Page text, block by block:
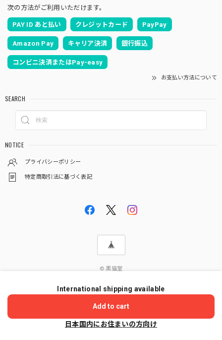
次の方法がご利用いただけます。
PAY ID あと払い クレジットカード PayPay
Amazon Pay キャリア決済 銀行振込
コンビニ決済またはPay-easy
お支払い方法について
SEARCH
NOTICE
プライバシーポリシー
特定商取引法に基づく表記
© 黒猫堂
International shipping available
Add to cart
日本国内にお住まいの方向け
ショップに質問する